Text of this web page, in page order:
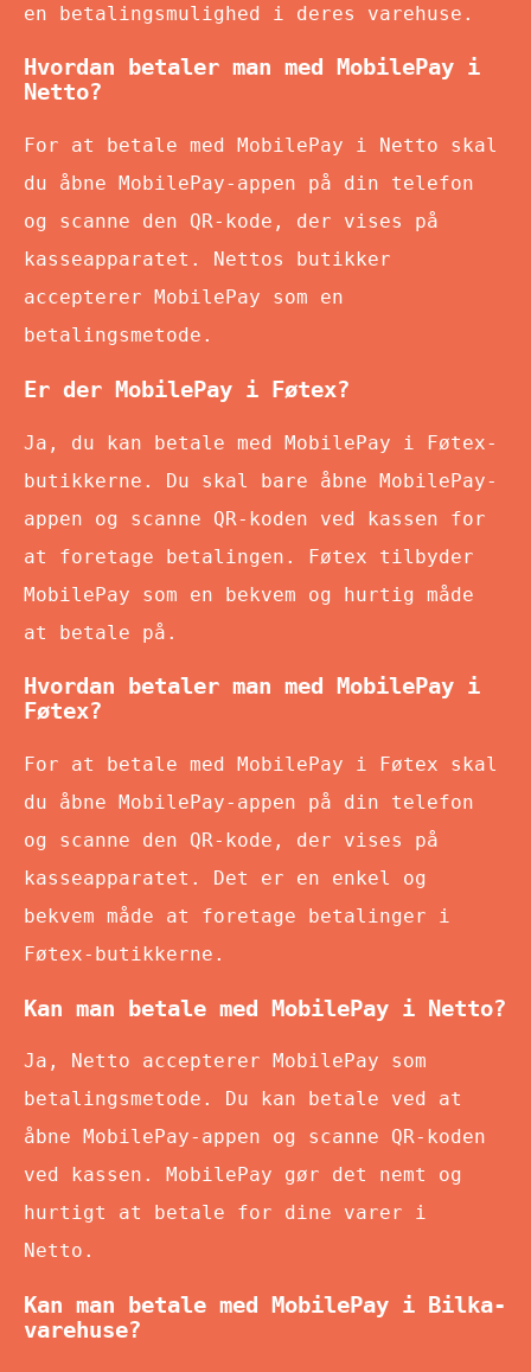
en betalingsmulighed i deres varehuse.
Hvordan betaler man med MobilePay i
Netto?
For at betale med MobilePay i Netto skal
du åbne MobilePay-appen på din telefon
og scanne den QR-kode, der vises på
kasseapparatet. Nettos butikker
accepterer MobilePay som en
betalingsmetode.
Er der MobilePay i Føtex?
Ja, du kan betale med MobilePay i Føtex-
butikkerne. Du skal bare åbne MobilePay-
appen og scanne QR-koden ved kassen for
at foretage betalingen. Føtex tilbyder
MobilePay som en bekvem og hurtig måde
at betale på.
Hvordan betaler man med MobilePay i
Føtex?
For at betale med MobilePay i Føtex skal
du åbne MobilePay-appen på din telefon
og scanne den QR-kode, der vises på
kasseapparatet. Det er en enkel og
bekvem måde at foretage betalinger i
Føtex-butikkerne.
Kan man betale med MobilePay i Netto?
Ja, Netto accepterer MobilePay som
betalingsmetode. Du kan betale ved at
åbne MobilePay-appen og scanne QR-koden
ved kassen. MobilePay gør det nemt og
hurtigt at betale for dine varer i
Netto.
Kan man betale med MobilePay i Bilka-
varehuse?